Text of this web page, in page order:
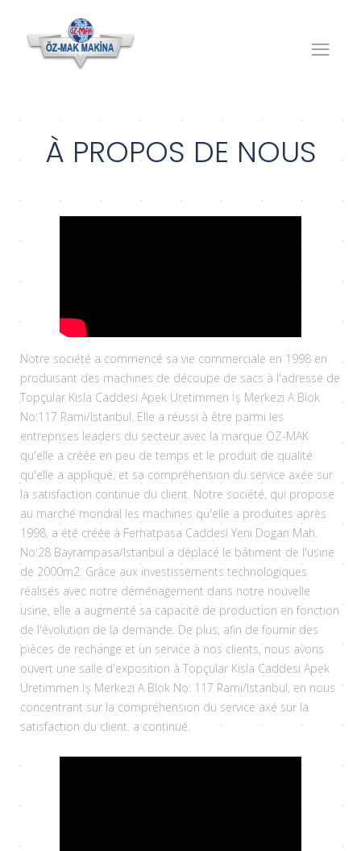
À PROPOS DE NOUS
Notre société a commencé sa vie commerciale en 1998 en
produisant des machines de découpe de sacs à l'adresse de
Topçular Kisla Caddesi Apek Üretimmen İş Merkezi A Blok
No:117 Rami/Istanbul. Elle a réussi à être parmi les
entreprises leaders du secteur avec la marque ÖZ-MAK
qu'elle a créée en peu de temps et le produit de qualité
qu'elle a appliqué, et sa compréhension du service axée sur
la satisfaction continue du client. Notre société, qui propose
au marché mondial les machines qu'elle a produites après
1998, a été créée à Ferhatpasa Caddesi Yeni Dogan Mah.
No:28 Bayrampasa/Istanbul a déplacé le bâtiment de l'usine
de 2000m2. Grâce aux investissements technologiques
réalisés avec notre déménagement dans notre nouvelle
usine, elle a augmenté sa capacité de production en fonction
de l'évolution de la demande. De plus, afin de fournir des
pièces de rechange et un service à nos clients, nous avons
ouvert une salle d'exposition à Topçular Kisla Caddesi Apek
Üretimmen İş Merkezi A Blok No: 117 Rami/Istanbul, en nous
concentrant sur la compréhension du service axé sur la
satisfaction du client. a continué.